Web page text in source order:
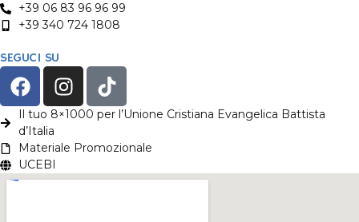
+39 06 83 96 96 99
+39 340 724 1808
SEGUCI SU
Il tuo 8×1000 per l’Unione Cristiana Evangelica Battista
d’Italia
Materiale Promozionale
UCEBI